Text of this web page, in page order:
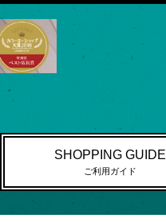
SHOPPING GUIDE
ご利用ガイド